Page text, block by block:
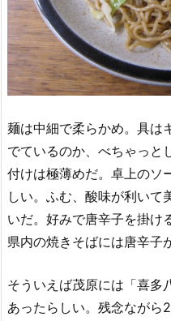
麺は中細で柔らかめ。具は
でているのか、べちゃっと
付けは極薄めだ。卓上のソ
しい。ふむ、酸味が利いて
いだ。好みで唐辛子を掛け
県内の焼きそばには唐辛子
そういえば茂原には「喜多
あったらしい。残念ながら